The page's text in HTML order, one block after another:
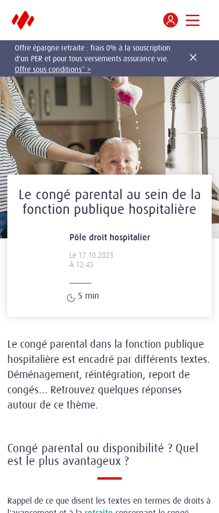
Offre épargne retraite : frais 0% à la souscription
d'un PER et pour tous versements assurance vie.
Offre sous conditions* >
Le congé parental au sein de la
fonction publique hospitalière
Pôle droit hospitalier
Le 17.10.2023
À 12:45
5 min
Le congé parental dans la fonction publique
hospitalière est encadré par différents textes.
Déménagement, réintégration, report de
congés… Retrouvez quelques réponses
autour de ce thème.
Congé parental ou disponibilité ? Quel
est le plus avantageux ?
Rappel de ce que disent les textes en termes de droits à